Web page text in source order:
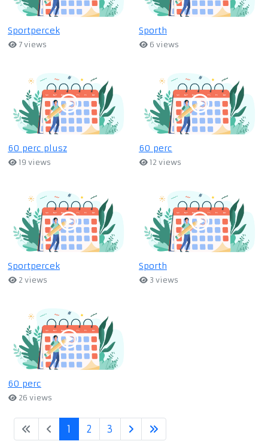
Sportpercek
7 views
Sporth
6 views
60 perc plusz
19 views
60 perc
12 views
Sportpercek
2 views
Sporth
3 views
60 perc
26 views
1 2 3